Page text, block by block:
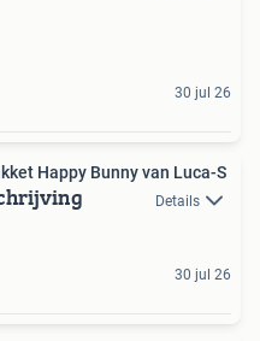
30 jul 26
Happy Bunny van Luca-S
Details
30 jul 26